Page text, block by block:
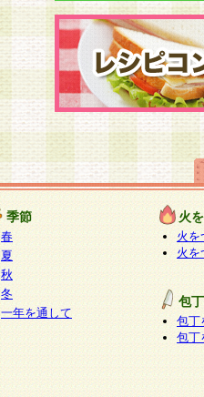
季節
春
夏
秋
冬
一年を通して
火
火を
火を
包
包丁
包丁